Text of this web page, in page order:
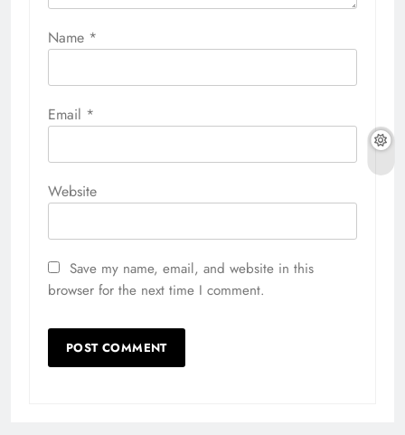
Name *
Email *
Website
Save my name, email, and website in this
browser for the next time I comment.